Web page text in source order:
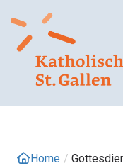
zum
Inhalt
Home /